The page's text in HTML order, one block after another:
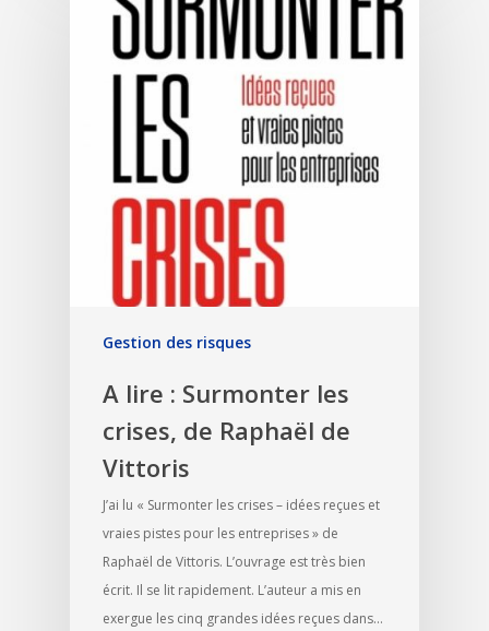
Gestion des risques
A lire : Surmonter les
crises, de Raphaël de
Vittoris
J’ai lu « Surmonter les crises – idées reçues et
vraies pistes pour les entreprises » de
Raphaël de Vittoris. L’ouvrage est très bien
écrit. Il se lit rapidement. L’auteur a mis en
exergue les cinq grandes idées reçues dans…